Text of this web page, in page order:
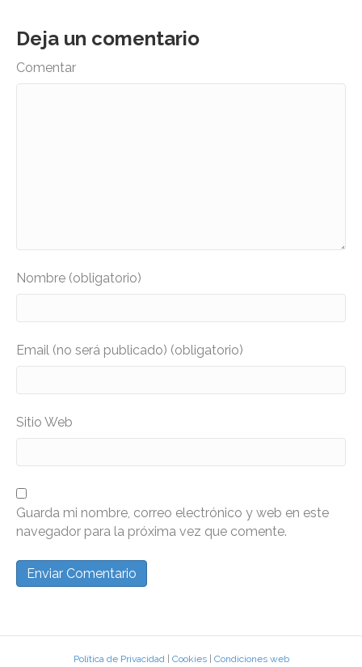
Deja un comentario
Comentar
Nombre (obligatorio)
Email (no será publicado) (obligatorio)
Sitio Web
Guarda mi nombre, correo electrónico y web en este
navegador para la próxima vez que comente.
Política de Privacidad | Cookies| Condiciones web